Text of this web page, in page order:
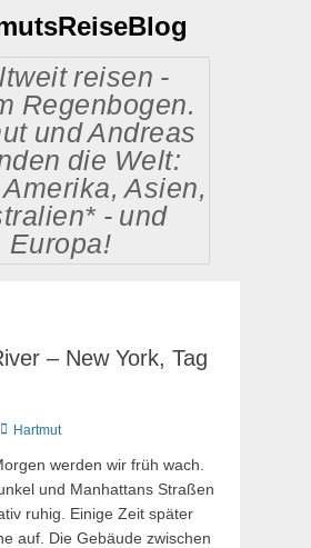
reisen -
Regenbogen.
und Andreas
die Welt:
Asien,
- und
Europa!
– New York, Tag
AutorHartmut
werden wir früh wach.
und Manhattans Straßen
ruhig. Einige Zeit später
auf. Die Gebäude zwischen